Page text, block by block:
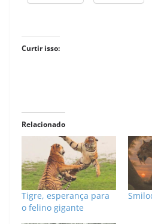
Curtir isso:
Relacionado
Tigre, esperança para
o felino gigante